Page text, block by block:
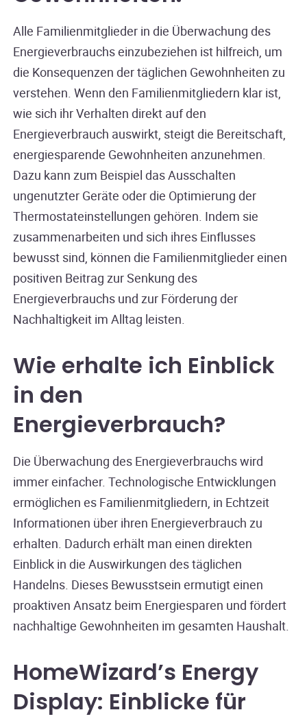
Alle Familienmitglieder in die Überwachung des
Energieverbrauchs einzubeziehen ist hilfreich, um
die Konsequenzen der täglichen Gewohnheiten zu
verstehen. Wenn den Familienmitgliedern klar ist,
wie sich ihr Verhalten direkt auf den
Energieverbrauch auswirkt, steigt die Bereitschaft,
energiesparende Gewohnheiten anzunehmen.
Dazu kann zum Beispiel das Ausschalten
ungenutzter Geräte oder die Optimierung der
Thermostateinstellungen gehören. Indem sie
zusammenarbeiten und sich ihres Einflusses
bewusst sind, können die Familienmitglieder einen
positiven Beitrag zur Senkung des
Energieverbrauchs und zur Förderung der
Nachhaltigkeit im Alltag leisten.
Wie erhalte ich Einblick
in den
Energieverbrauch?
Die Überwachung des Energieverbrauchs wird
immer einfacher. Technologische Entwicklungen
ermöglichen es Familienmitgliedern, in Echtzeit
Informationen über ihren Energieverbrauch zu
erhalten. Dadurch erhält man einen direkten
Einblick in die Auswirkungen des täglichen
Handelns. Dieses Bewusstsein ermutigt einen
proaktiven Ansatz beim Energiesparen und fördert
nachhaltige Gewohnheiten im gesamten Haushalt.
HomeWizard’s Energy
Display: Einblicke für